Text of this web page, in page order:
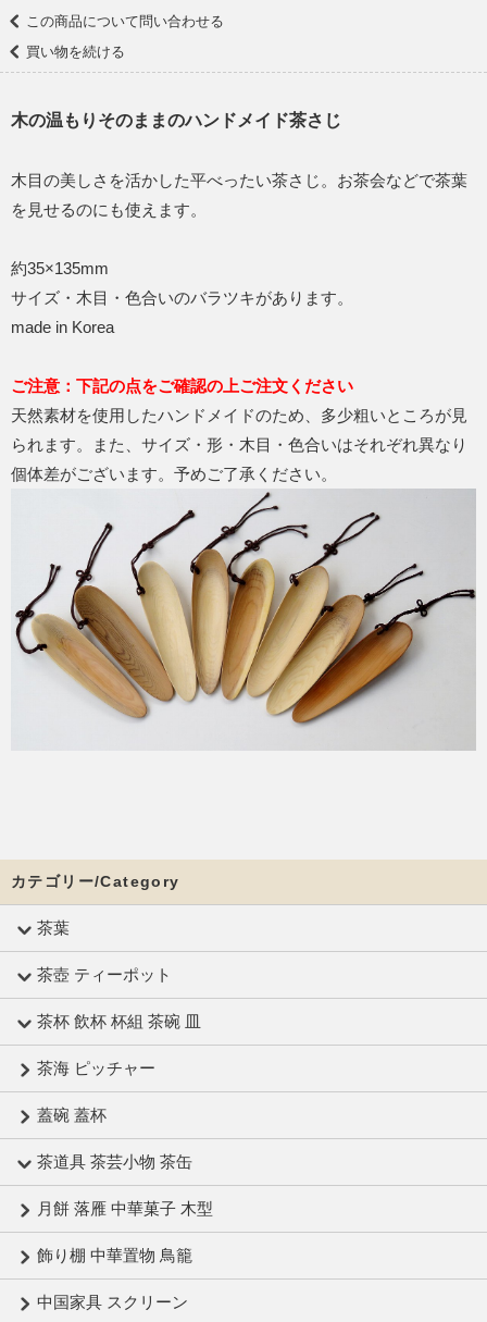
この商品について問い合わせる
買い物を続ける
木の温もりそのままのハンドメイド茶さじ
木目の美しさを活かした平べったい茶さじ。お茶会などで茶葉
を見せるのにも使えます。
約35×135mm
サイズ・木目・色合いのバラツキがあります。
made in Korea
ご注意：下記の点をご確認の上ご注文ください
天然素材を使用したハンドメイドのため、多少粗いところが見
られます。また、サイズ・形・木目・色合いはそれぞれ異なり
個体差がございます。予めご了承ください。
カテゴリー/Category
茶葉
茶壺 ティーポット
茶杯 飲杯 杯組 茶碗 皿
茶海 ピッチャー
蓋碗 蓋杯
茶道具 茶芸小物 茶缶
月餅 落雁 中華菓子 木型
飾り棚 中華置物 鳥籠
中国家具 スクリーン